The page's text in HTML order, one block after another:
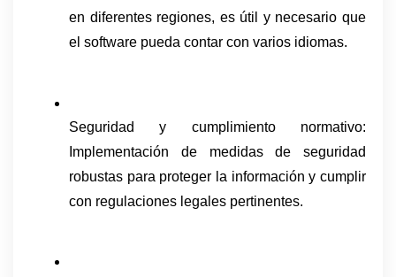
en diferentes regiones, es útil y necesario que
el software pueda contar con varios idiomas.
Seguridad y cumplimiento normativo:
Implementación de medidas de seguridad
robustas para proteger la información y cumplir
con regulaciones legales pertinentes.